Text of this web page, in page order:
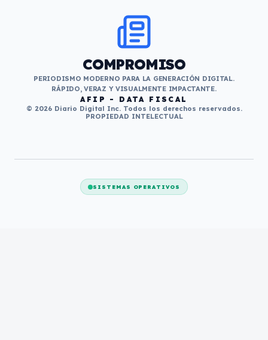
COMPROMISO
PERIODISMO MODERNO PARA LA GENERACIÓN DIGITAL.
RÁPIDO, VERAZ Y VISUALMENTE IMPACTANTE.
AFIP - DATA FISCAL
© 2026 Diario Digital Inc. Todos los derechos reservados.
PROPIEDAD INTELECTUAL
SISTEMAS OPERATIVOS